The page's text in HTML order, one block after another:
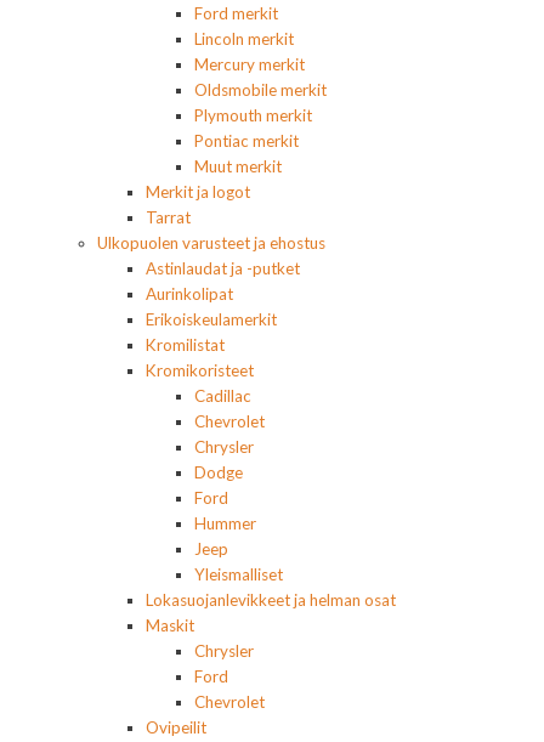
Ford merkit
Lincoln merkit
Mercury merkit
Oldsmobile merkit
Plymouth merkit
Pontiac merkit
Muut merkit
Merkit ja logot
Tarrat
Ulkopuolen varusteet ja ehostus
Astinlaudat ja -putket
Aurinkolipat
Erikoiskeulamerkit
Kromilistat
Kromikoristeet
Cadillac
Chevrolet
Chrysler
Dodge
Ford
Hummer
Jeep
Yleismalliset
Lokasuojanlevikkeet ja helman osat
Maskit
Chrysler
Ford
Chevrolet
Ovipeilit